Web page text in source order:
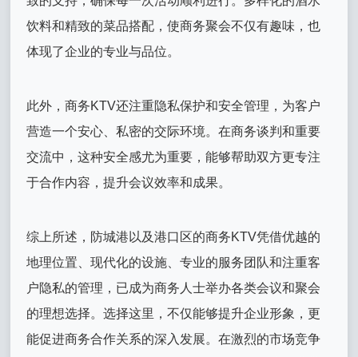
饮料和精致的菜品搭配，使商务聚会不仅有趣味，也
体现了企业的专业与品位。
此外，商务KTV还注重隐私保护和安全管理，为客户
营造一个安心、私密的交际环境。在商务谈判和重要
交流中，这种安全感尤为重要，能够帮助双方更专注
于合作内容，提升会议效率和成果。
综上所述，防城港以及港口区的商务KTV凭借优越的
地理位置、现代化的设施、专业的服务团队和注重客
户隐私的管理，已成为商务人士举办各类会议和聚会
的理想选择。选择这里，不仅能够提升企业形象，更
能促进商务合作关系的深入发展。在激烈的市场竞争